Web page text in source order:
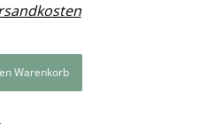
Warenkorb